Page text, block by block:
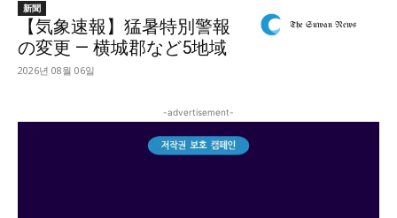
新聞
【気象速報】猛暑特別警報
の変更 — 横城郡など5地域
2026년 08월 06일
-advertisement-